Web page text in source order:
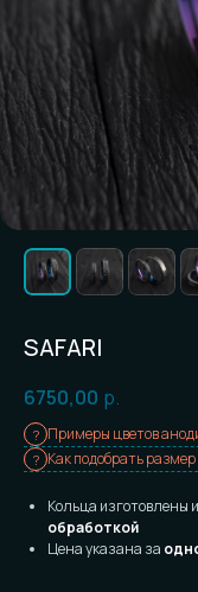
SAFARI
6750,00 р.
Примеры цветов
Как подобрать
Кольца изготовлены
обработкой
Цена указана за